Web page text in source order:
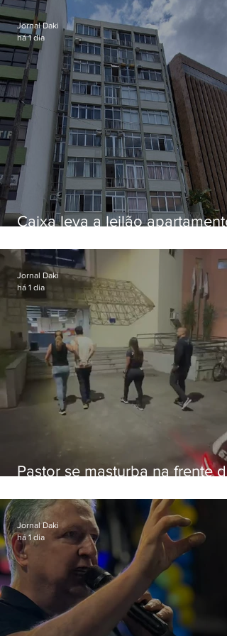
Caixa leva a leilão apartamento
Botafogo
Jornal Daki
há 1 dia
Pastor se masturba na frente de
Jornal Daki
há 1 dia
Jornal Daki
há 1 dia